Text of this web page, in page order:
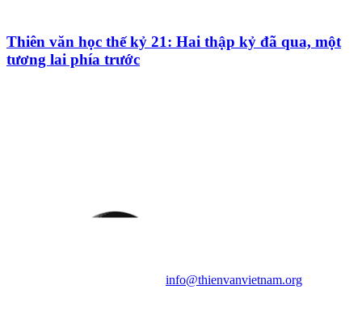
Thiên văn học thế kỷ 21: Hai thập kỷ đã qua, một
tương lai phía trước
info@thienvanvietnam.org